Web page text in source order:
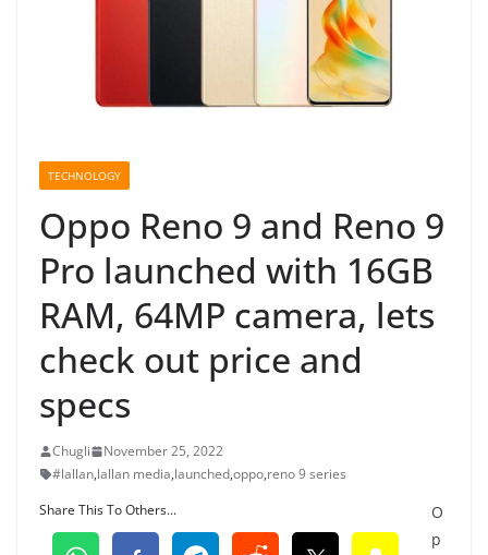
TECHNOLOGY
Oppo Reno 9 and Reno 9
Pro launched with 16GB
RAM, 64MP camera, lets
check out price and
specs
Chugli
November 25, 2022
#lallan,lallan media,launched,oppo,reno 9 series
Share This To Others...
O
p